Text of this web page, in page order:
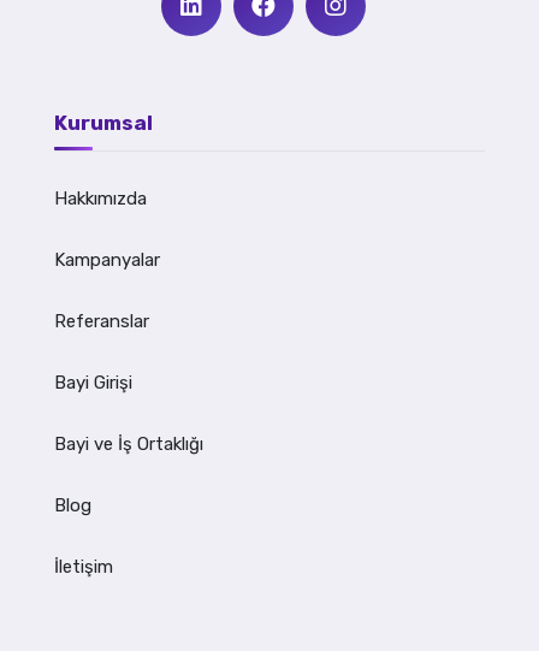
Kurumsal
Hakkımızda
Kampanyalar
Referanslar
Bayi Girişi
Bayi ve İş Ortaklığı
Blog
İletişim